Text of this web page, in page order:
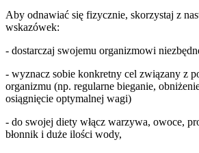
Aby odnawiać się fizycznie, skorzystaj z
wskazówek:
- dostarczaj swojemu organizmowi
- wyznacz sobie konkretny cel związany z
organizmu (np. regularne bieganie,
osiągnięcie optymalnej wagi)
- do swojej diety włącz warzywa, owoce,
błonnik i duże ilości wody,